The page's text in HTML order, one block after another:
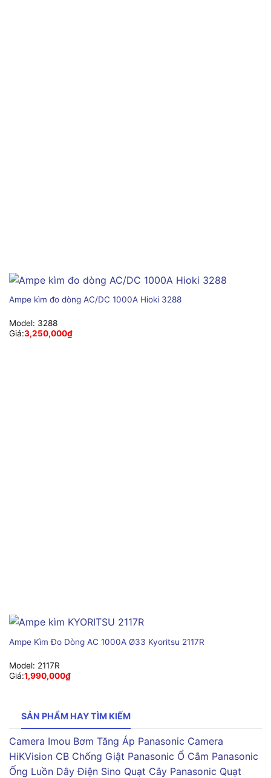
Ampe kìm đo dòng AC/DC 1000A Hioki 3288
Model: 3288
Giá:3,250,000₫
Ampe Kìm Đo Dòng AC 1000A Ø33 Kyoritsu 2117R
Model: 2117R
Giá:1,990,000₫
SẢN PHẨM HAY TÌM KIẾM
Camera Imou Bơm Tăng Áp Panasonic Camera
HiKVision CB Chống Giật Panasonic Ổ Cắm Panasonic
Ống Luồn Dây Điện Sino Quạt Cây Panasonic Quạt